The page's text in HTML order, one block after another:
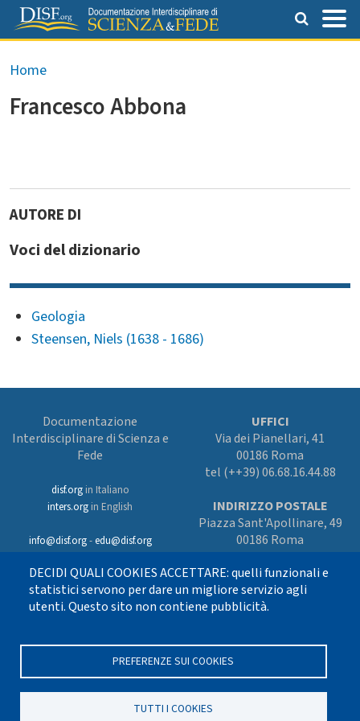
Salta al contenuto principale
Briciole di pane
Home
Francesco Abbona
Voci del dizionario
Geologia
Steensen, Niels (1638 - 1686)
Documentazione
Interdisciplinare di Scienza e
Fede
disf.orgin Italiano
inters.org in English
info@disf.org-edu@disf.org
UFFICI
Via dei Pianellari, 41
00186 Roma
tel (++39) 06.68.16.44.88
INDIRIZZO POSTALE
Piazza Sant'Apollinare, 49
00186 Roma
In collaborazione
con il Servizio
nazionale della CEI
per il progetto
cattolica
DECIDI QUALI COOKIES ACCETTARE: quelli funzionali e
statistici servono per dare un migliore servizio agli
utenti. Questo sito non contiene pubblicità.
PREFERENZE SUI COOKIES
TUTTI I COOKIES
Seguici su